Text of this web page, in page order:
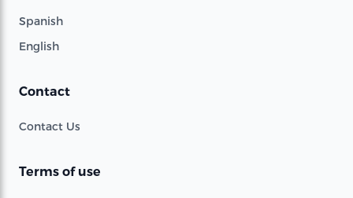
Spanish
English
Contact
Contact Us
Terms of use